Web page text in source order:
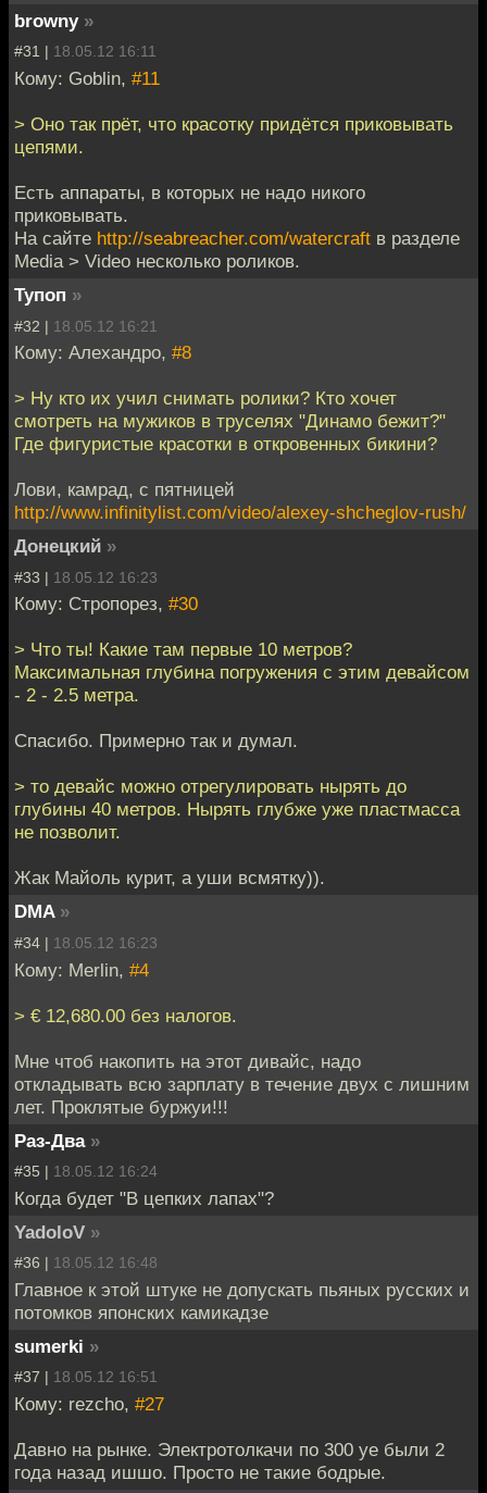
browny »
#31 | 18.05.12 16:11
Кому: Goblin, #11
> Оно так прёт, что красотку придётся приковывать
цепями.
Есть аппараты, в которых не надо никого
приковывать.
На сайте http://seabreacher.com/watercraft в разделе
Media > Video несколько роликов.
Тупоп »
#32 | 18.05.12 16:21
Кому: Алехандро, #8
> Ну кто их учил снимать ролики? Кто хочет
смотреть на мужиков в труселях "Динамо бежит?"
Где фигуристые красотки в откровенных бикини?
Лови, камрад, с пятницей
http://www.infinitylist.com/video/alexey-shcheglov-rush/
Донецкий »
#33 | 18.05.12 16:23
Кому: Стропорез, #30
> Что ты! Какие там первые 10 метров?
Максимальная глубина погружения с этим девайсом
- 2 - 2.5 метра.
Спасибо. Примерно так и думал.
> то девайс можно отрегулировать нырять до
глубины 40 метров. Нырять глубже уже пластмасса
не позволит.
Жак Майоль курит, а уши всмятку)).
DMA »
#34 | 18.05.12 16:23
Кому: Merlin, #4
> € 12,680.00 без налогов.
Мне чтоб накопить на этот дивайс, надо
откладывать всю зарплату в течение двух с лишним
лет. Проклятые буржуи!!!
Раз-Два »
#35 | 18.05.12 16:24
Когда будет "В цепких лапах"?
YadoloV »
#36 | 18.05.12 16:48
Главное к этой штуке не допускать пьяных русских и
потомков японских камикадзе
sumerki »
#37 | 18.05.12 16:51
Кому: rezcho, #27
Давно на рынке. Электротолкачи по 300 уе были 2
года назад ишшо. Просто не такие бодрые.